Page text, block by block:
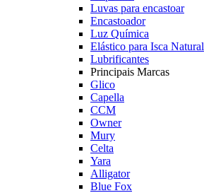
Luvas para encastoar
Encastoador
Luz Química
Elástico para Isca Natural
Lubrificantes
Principais Marcas
Glico
Capella
CCM
Owner
Mury
Celta
Yara
Alligator
Blue Fox